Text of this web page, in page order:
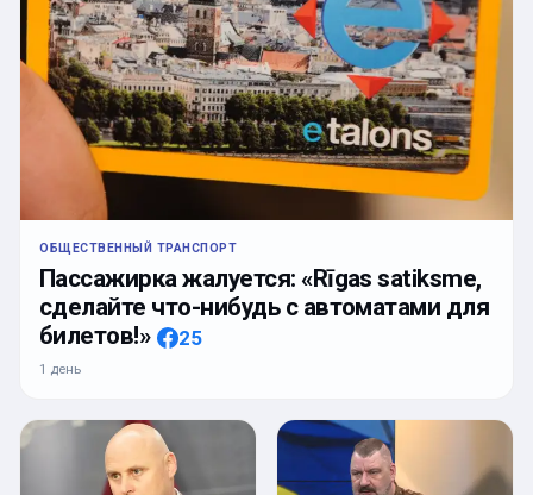
ОБЩЕСТВЕННЫЙ ТРАНСПОРТ
Пассажирка жалуется: «Rīgas satiksme,
сделайте что-нибудь с автоматами для
билетов!»
25
1 день